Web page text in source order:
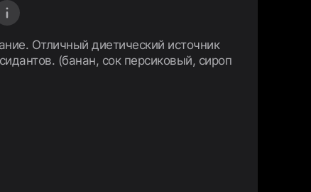
Отличный диетический источник
(банан, сок персиковый, сироп